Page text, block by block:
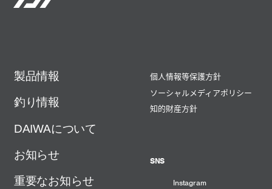
製品情報
釣り情報
DAIWAについて
お知らせ
重要なお知らせ
個人情報等保護方針
ソーシャルメディアポリシー
知的財産方針
SNS
Instagram